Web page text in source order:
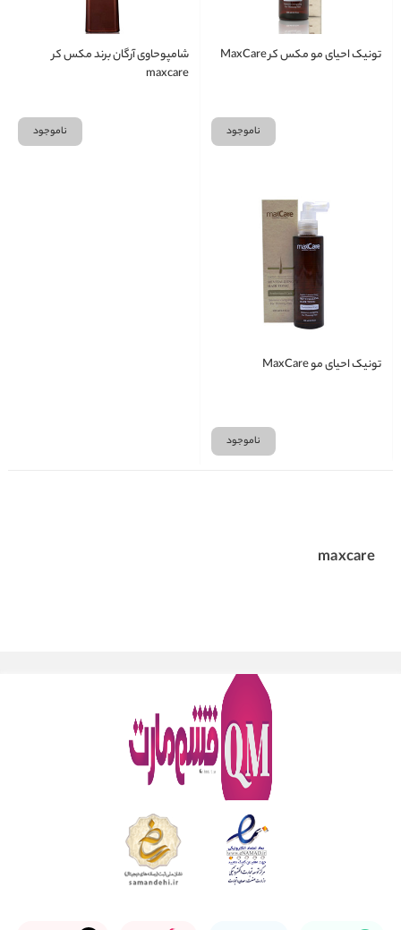
تونیک احیای مو مکس کر MaxCare
ناموجود
شامپوحاوی آرگان برند مکس کر
maxcare
ناموجود
تونیک احیای مو MaxCare
ناموجود
maxcare